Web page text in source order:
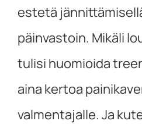
estetä
päinvastoin. Mikäli
tulisi huomioida
aina kertoa
valmentajalle. Ja